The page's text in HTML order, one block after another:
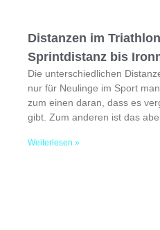
Distanzen im
Sprintdistanz bis
Die unterschiedlichen
nur für Neulinge im Sport
zum einen daran, dass es
gibt. Zum anderen ist das
Weiterlesen »